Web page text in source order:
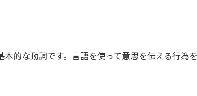
的な動詞です。言語を使って意思を伝える行為を